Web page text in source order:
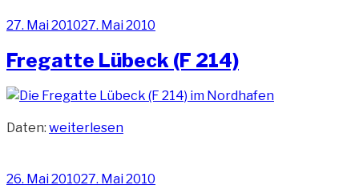
Veröffentlicht
27. Mai 201027. Mai 2010
Fregatte Lübeck (F 214)
Daten: „Fregatte
214)“
weiterlesen
Veröffentlicht
26. Mai 201027. Mai 2010